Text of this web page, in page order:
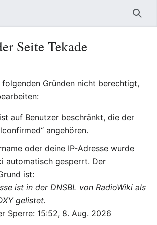
Seite Tekade
folgenden Gründen nicht berechtigt,
auf Benutzer beschränkt, die der
angehören.
oder deine IP-Adresse wurde
automatisch gesperrt. Der
ist:
ist in der DNSBL von RadioWiki als
gelistet.
Sperre: 15:52, 8. Aug. 2026